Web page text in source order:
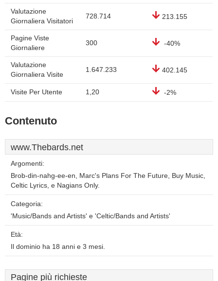
Valutazione
Giornaliera Visitatori
728.714 213.155
Pagine Viste
Giornaliere
300 -40%
Valutazione
Giornaliera Visite
1.647.233 402.145
Visite Per Utente 1,20 -2%
Contenuto
www.Thebards.net
Argomenti:
Brob-din-nahg-ee-en, Marc's Plans For The Future, Buy Music,
Celtic Lyrics, e Nagians Only.
Categoria:
'Music/Bands and Artists' e 'Celtic/Bands and Artists'
Età:
Il dominio ha 18 anni e 3 mesi.
Pagine più richieste